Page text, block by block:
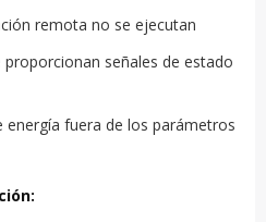
remota no se ejecutan
señales de estado
fuera de los parámetros